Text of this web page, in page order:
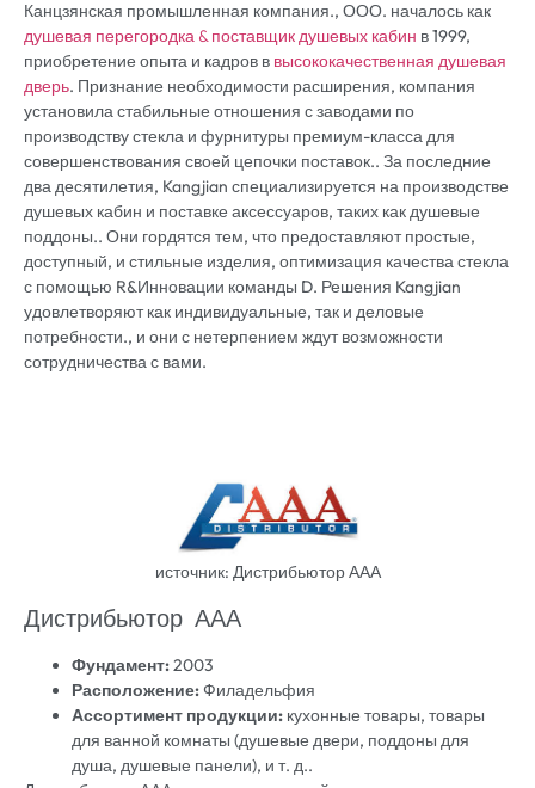
Канцзянская промышленная компания., ООО. началось как
душевая перегородка & поставщик душевых кабин в 1999,
приобретение опыта и кадров в высококачественная душевая
дверь. Признание необходимости расширения, компания
установила стабильные отношения с заводами по
производству стекла и фурнитуры премиум-класса для
совершенствования своей цепочки поставок.. За последние
два десятилетия, Kangjian специализируется на производстве
душевых кабин и поставке аксессуаров, таких как душевые
поддоны.. Они гордятся тем, что предоставляют простые,
доступный, и стильные изделия, оптимизация качества стекла
с помощью R&Инновации команды D. Решения Kangjian
удовлетворяют как индивидуальные, так и деловые
потребности., и они с нетерпением ждут возможности
сотрудничества с вами.
источник: Дистрибьютор ААА
Дистрибьютор ААА
Фундамент:2003
Расположение:Филадельфия
Ассортимент продукции: кухонные товары, товары
для ванной комнаты (душевые двери, поддоны для
душа, душевые панели), и т. д..